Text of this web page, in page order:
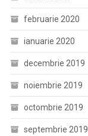
februarie 2020
ianuarie 2020
decembrie 2019
noiembrie 2019
octombrie 2019
septembrie 2019